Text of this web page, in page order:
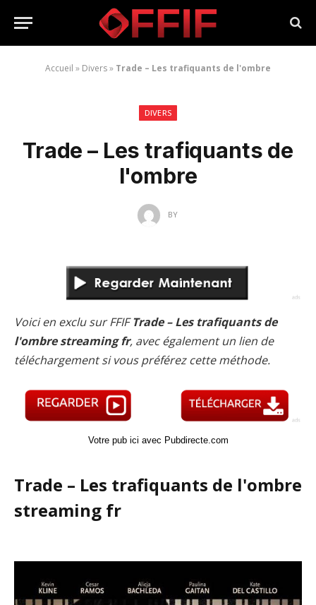
Accueil » Divers» Trade – Les trafiquants de l'ombre
DIVERS
Trade – Les trafiquants de
l'ombre
BY
Voici en exclu sur FFIFTrade – Les trafiquants de
l'ombre streaming fr, avec également un lien de
téléchargement si vous préférez cette méthode.
Votre pub ici avec Pubdirecte.com
Trade – Les trafiquants de l'ombre
streaming fr